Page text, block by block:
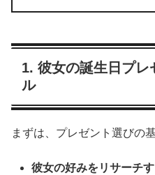
1. 彼女の誕生日プレ
ル
まずは、プレゼント選びの
彼女の好みをリサーチ